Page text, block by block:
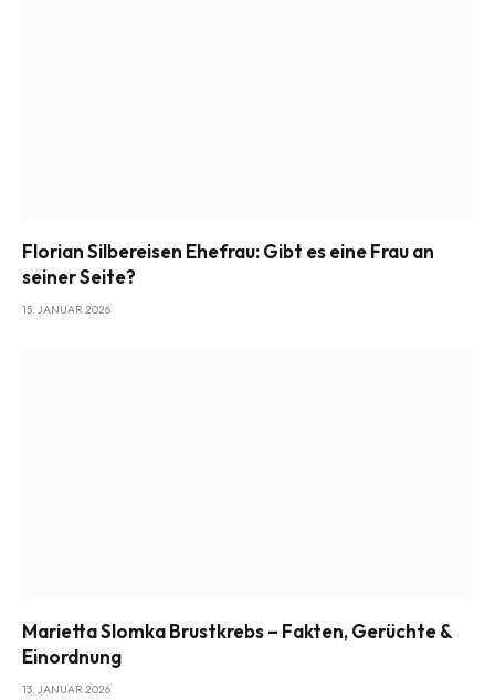
Florian Silbereisen Ehefrau: Gibt es eine Frau an
seiner Seite?
15. JANUAR 2026
Marietta Slomka Brustkrebs – Fakten, Gerüchte &
Einordnung
13. JANUAR 2026